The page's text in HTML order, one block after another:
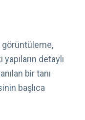
detaylı
bir tanı
başlıca